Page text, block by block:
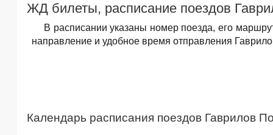
ЖД билеты, расписание поездов
В расписании указаны номер поезда, его
направление и удобное время отправления
Календарь расписания поездов Гаврилов